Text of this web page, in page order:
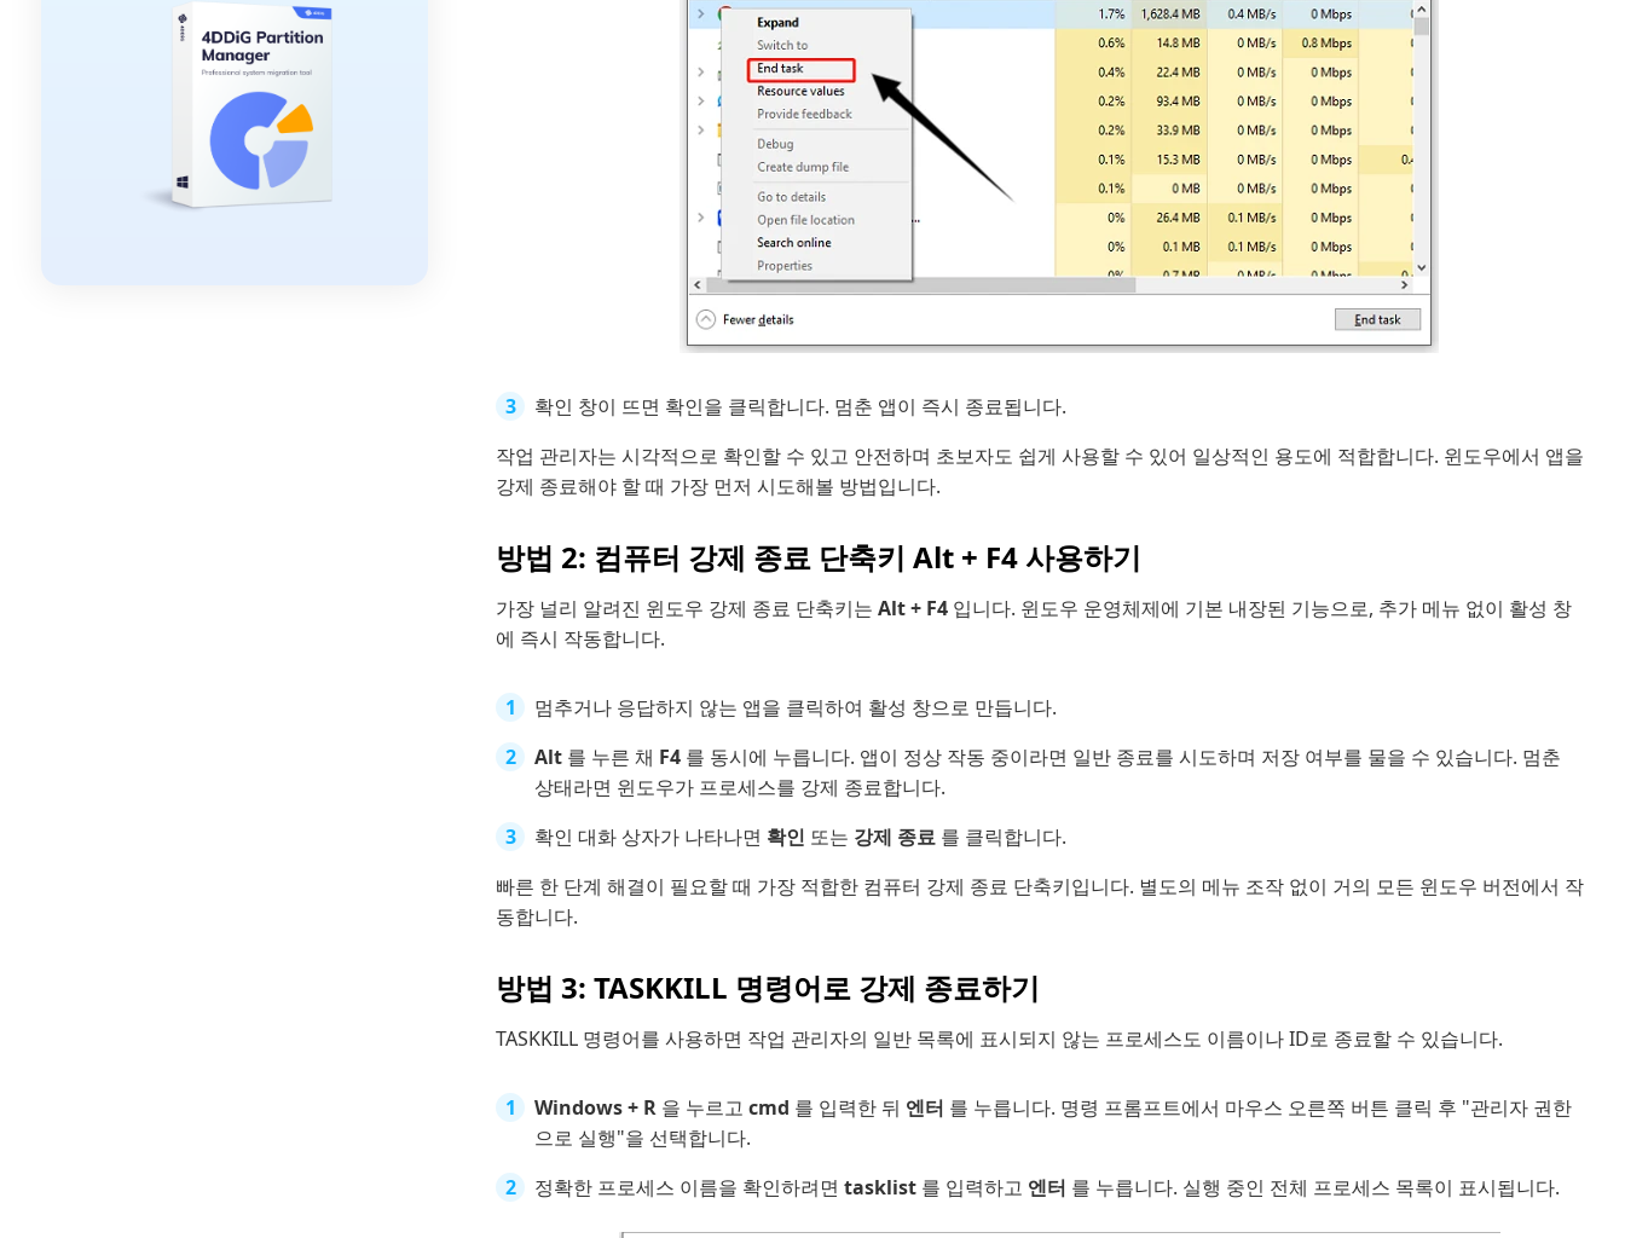
확인 창이 뜨면 확인을 클릭합니다. 멈춘 앱이 즉시 종료됩니다.
작업 관리자는 시각적으로 확인할 수 있고 안전하며 초보자도 쉽게 사용할 수 있어 일상적인 용도에 적합합니다. 윈도우에서 앱을
강제 종료해야 할 때 가장 먼저 시도해볼 방법입니다.
방법 2: 컴퓨터 강제 종료 단축키 Alt + F4 사용하기
가장 널리 알려진 윈도우 강제 종료 단축키는 Alt + F4 입니다. 윈도우 운영체제에 기본 내장된 기능으로, 추가 메뉴 없이 활성 창
에 즉시 작동합니다.
멈추거나 응답하지 않는 앱을 클릭하여 활성 창으로 만듭니다.
Alt 를 누른 채 F4 를 동시에 누릅니다. 앱이 정상 작동 중이라면 일반 종료를 시도하며 저장 여부를 물을 수 있습니다. 멈춘
상태라면 윈도우가 프로세스를 강제 종료합니다.
확인 대화 상자가 나타나면 확인 또는 강제 종료 를 클릭합니다.
빠른 한 단계 해결이 필요할 때 가장 적합한 컴퓨터 강제 종료 단축키입니다. 별도의 메뉴 조작 없이 거의 모든 윈도우 버전에서 작
동합니다.
방법 3: TASKKILL 명령어로 강제 종료하기
TASKKILL 명령어를 사용하면 작업 관리자의 일반 목록에 표시되지 않는 프로세스도 이름이나 ID로 종료할 수 있습니다.
Windows + R 을 누르고 cmd 를 입력한 뒤 엔터 를 누릅니다. 명령 프롬프트에서 마우스 오른쪽 버튼 클릭 후 "관리자 권한
으로 실행"을 선택합니다.
정확한 프로세스 이름을 확인하려면 tasklist 를 입력하고 엔터 를 누릅니다. 실행 중인 전체 프로세스 목록이 표시됩니다.